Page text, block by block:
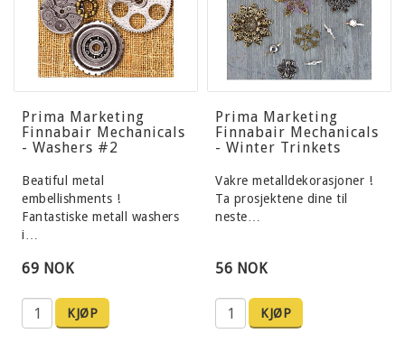
Prima Marketing
Finnabair Mechanicals
- Washers #2
Beatiful metal
embellishments !
Fantastiske metall washers
i…
69 NOK
KJØP
Prima Marketing
Finnabair Mechanicals
- Winter Trinkets
Vakre metalldekorasjoner !
Ta prosjektene dine til
neste…
56 NOK
KJØP